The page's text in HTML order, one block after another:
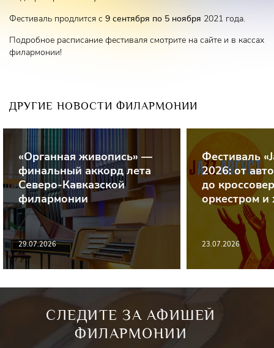
Фестиваль продлится с 9 сентября по 5 ноября 2021 года.
Подробное расписание фестиваля смотрите на сайте и в кассах
филармонии!
ДРУГИЕ НОВОСТИ ФИЛАРМОНИИ
«Органная живопись» —
финальный аккорд лета
Северо-Кавказской
филармонии
29.07.2026
Фестиваль
2026: от
до
оркестром и
23.07.2026
СЛЕДИТЕ ЗА АФИШЕЙ
ФИЛАРМОНИИ